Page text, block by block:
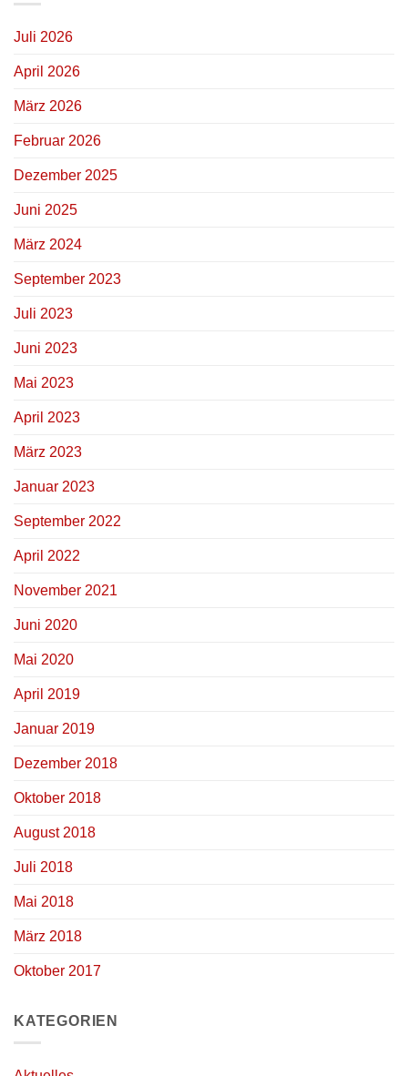
Juli 2026
April 2026
März 2026
Februar 2026
Dezember 2025
Juni 2025
März 2024
September 2023
Juli 2023
Juni 2023
Mai 2023
April 2023
März 2023
Januar 2023
September 2022
April 2022
November 2021
Juni 2020
Mai 2020
April 2019
Januar 2019
Dezember 2018
Oktober 2018
August 2018
Juli 2018
Mai 2018
März 2018
Oktober 2017
KATEGORIEN